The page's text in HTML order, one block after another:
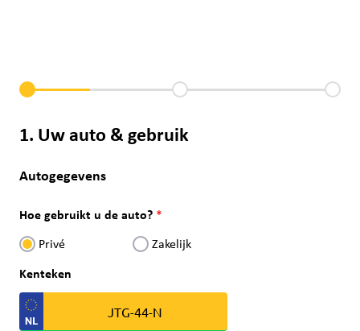
1. Uw auto & gebruik
Autogegevens
Hoe gebruikt u de auto?
Privé Zakelijk
Kenteken